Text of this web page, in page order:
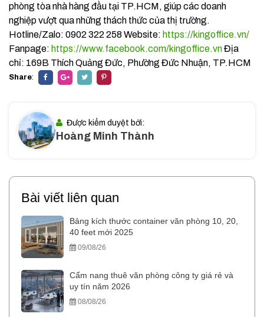
phòng tòa nhà hàng đầu tại TP.HCM, giúp các doanh
nghiệp vượt qua những thách thức của thị trường.
Hotline/Zalo: 0902 322 258 Website: https://kingoffice.vn/
Fanpage: https://www.facebook.com/kingoffice.vnĐịa
chỉ: 169B Thích Quảng Đức, Phường Đức Nhuận, TP.HCM
Share:
Được kiểm duyệt bởi:
Hoàng Minh Thành
Bài viết liên quan
Bảng kích thước container văn phòng 10, 20,
40 feet mới 2025
09/08/26
Cẩm nang thuê văn phòng công ty giá rẻ và
uy tín năm 2026
08/08/26